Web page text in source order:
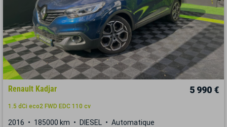
Renault Kadjar 5 990 €
1.5 dCi eco2 FWD EDC 110 cv
2016 185000 km DIESEL Automatique